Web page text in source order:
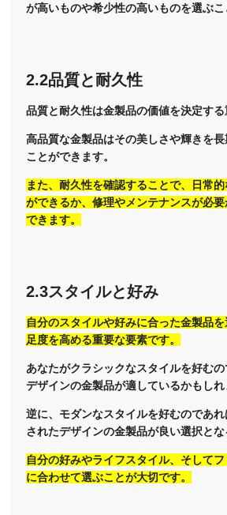
が高いものや希少性の高いものを選ぶこ
2.2品質と耐久性
品質と耐久性は金製品の価値を決定する
高品質な金製品はその美しさや輝きを
ことができます。
また、耐久性を確認することで、日常
ができるか、修理やメンテナンスが必
できます。
2.3スタイルと好み
自分のスタイルや好みに合った金製品
足度を高める重要な要素です。
あなたがクラシックなスタイルを好む
デザインの金製品が適しているかもしれ
逆に、モダンなスタイルを好むのであ
されたデザインの金製品が良い選択とな
自分の好みやライフスタイル、そして
に合わせて選ぶことが大切です。